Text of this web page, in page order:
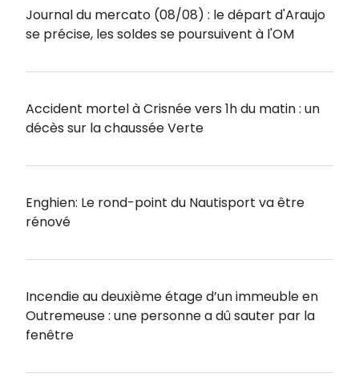
Journal du mercato (08/08) : le départ d'Araujo
se précise, les soldes se poursuivent à l'OM
Accident mortel à Crisnée vers 1h du matin : un
décès sur la chaussée Verte
Enghien: Le rond-point du Nautisport va être
rénové
Incendie au deuxième étage d’un immeuble en
Outremeuse : une personne a dû sauter par la
fenêtre